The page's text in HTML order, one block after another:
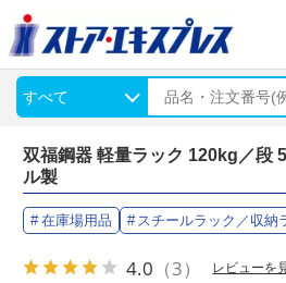
双福鋼器 軽量ラック 120kg／段
ル製
在庫場用品 スチールラック／収納
4.0 （3） レビューを